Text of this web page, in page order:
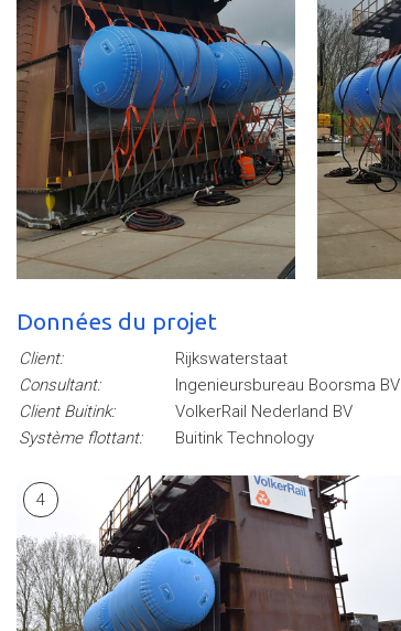
Données du projet
Client:
Rijkswaterstaat
Consultant:
Ingenieursbureau Boorsma BV
Client Buitink:
VolkerRail Nederland BV
Système flottant:
Buitink Technology
4